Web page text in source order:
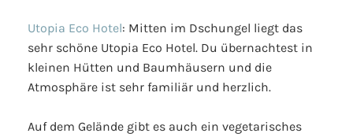
Utopia Eco Hotel: Mitten im Dschungel liegt das
sehr schöne Utopia Eco Hotel. Du übernachtest in
kleinen Hütten und Baumhäusern und die
Atmosphäre ist sehr familiär und herzlich.
Auf dem Gelände gibt es auch ein vegetarisches